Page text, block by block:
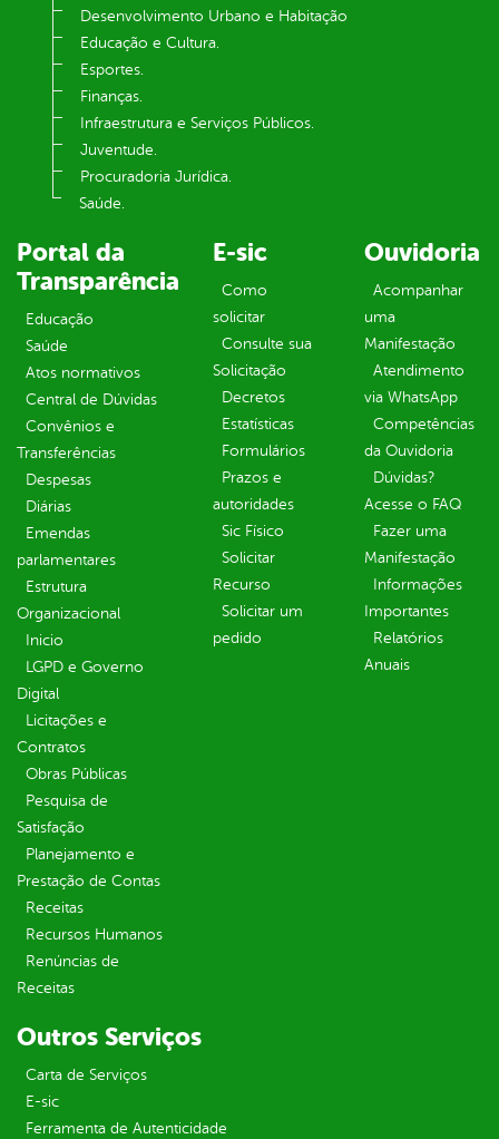
Desenvolvimento Urbano e Habitação
Educação e Cultura.
Esportes.
Finanças.
Infraestrutura e Serviços Públicos.
Juventude.
Procuradoria Jurídica.
Saúde.
Portal da
Transparência
Educação
Saúde
Atos normativos
Central de Dúvidas
Convênios e
Transferências
Despesas
Diárias
Emendas
parlamentares
Estrutura
Organizacional
Inicio
LGPD e Governo
Digital
Licitações e
Contratos
Obras Públicas
Pesquisa de
Satisfação
Planejamento e
Prestação de Contas
Receitas
Recursos Humanos
Renúncias de
Receitas
E-sic
Como
solicitar
Consulte sua
Solicitação
Decretos
Estatísticas
Formulários
Prazos e
autoridades
Sic Físico
Solicitar
Recurso
Solicitar um
pedido
Ouvidoria
Acompanhar
uma
Manifestação
Atendimento
via WhatsApp
Competências
da Ouvidoria
Dúvidas?
Acesse o FAQ
Fazer uma
Manifestação
Informações
Importantes
Relatórios
Anuais
Outros Serviços
Carta de Serviços
E-sic
Ferramenta de Autenticidade